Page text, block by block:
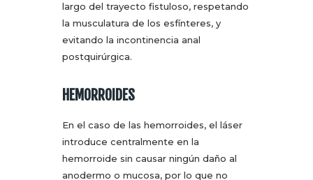
largo del trayecto fistuloso, respetando
la musculatura de los esfínteres, y
evitando la incontinencia anal
postquirúrgica.
HEMORROIDES
En el caso de las hemorroides, el láser
introduce centralmente en la
hemorroide sin causar ningún daño al
anodermo o mucosa, por lo que no